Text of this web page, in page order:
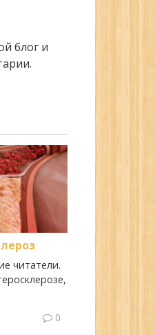
блог и
читатели.
0